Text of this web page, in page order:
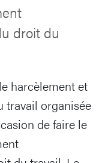
droit du
harcèlement et
travail organisée
de faire le